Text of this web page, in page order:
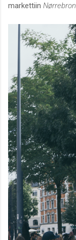
markettiin Nørrebron